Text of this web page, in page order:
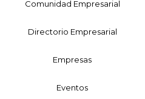
Comunidad Empresarial
Directorio Empresarial
Empresas
Eventos